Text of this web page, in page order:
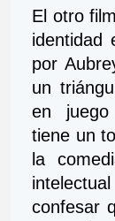
El otro
identidad
por
un
en juego
tiene un
la
confesar